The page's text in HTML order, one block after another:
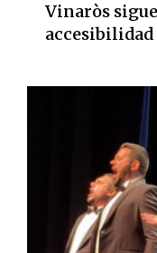
Vinaròs
accesibilidad